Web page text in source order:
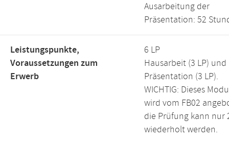
Ausarbeitung der
Präsentation: 52
Leistungspunkte,
Voraussetzungen zum
Erwerb
6 LP
Hausarbeit (3 LP) und
Präsentation (3 LP).
WICHTIG: Dieses
wird vom FB02
die Prüfung kann nur
wiederholt werden.